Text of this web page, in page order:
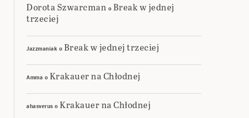
Dorota Szwarcman o Break w jednej
trzeciej
Jazzmaniak o Break w jednej trzeciej
Amma o Krakauer na Chłodnej
ahasverus o Krakauer na Chłodnej